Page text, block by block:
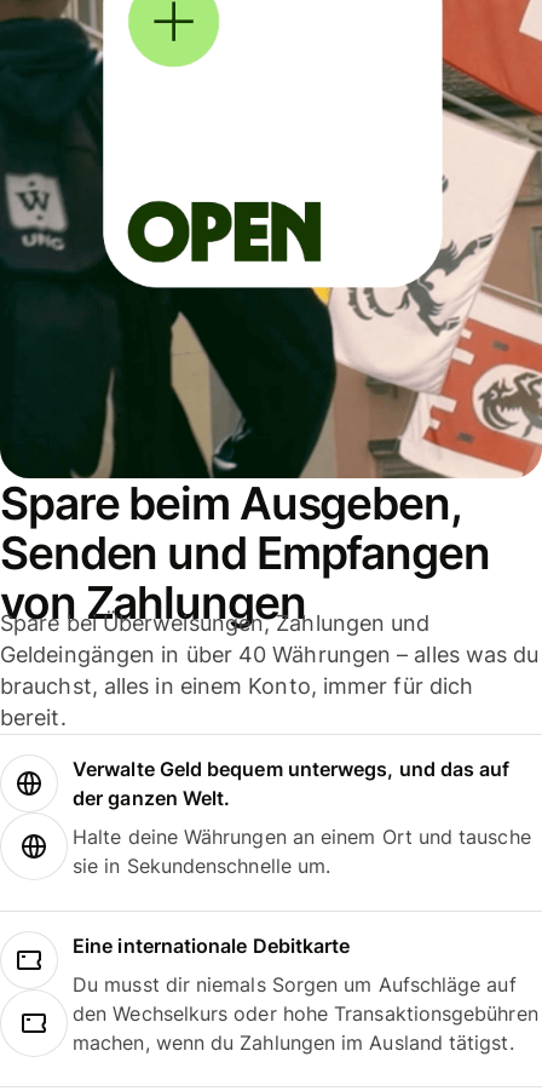
Spare beim Ausgeben,
Senden und Empfangen
von Zahlungen
Spare bei Überweisungen, Zahlungen und
Geldeingängen in über 40 Währungen – alles was du
brauchst, alles in einem Konto, immer für dich
bereit.
Verwalte Geld bequem unterwegs, und das auf
der ganzen Welt.
Halte deine Währungen an einem Ort und tausche
sie in Sekundenschnelle um.
Eine internationale Debitkarte
Du musst dir niemals Sorgen um Aufschläge auf
den Wechselkurs oder hohe Transaktionsgebühren
machen, wenn du Zahlungen im Ausland tätigst.